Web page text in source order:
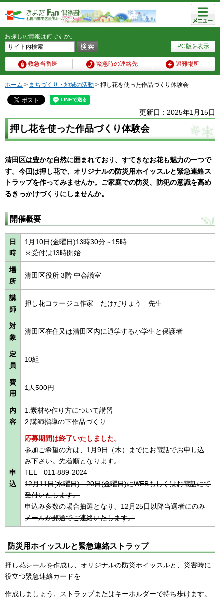
PC版を表示
お探しの情報は何ですか。
救急当番医 緊急時の連絡先 避難場所
メニュ
ー
ホーム > まちづくり・地域の活動 > 押し花を使った作品づくり体験会
更新日：2025年1月15日
押し花を使った作品づくり体験会
清田区は豊かな自然に囲まれており、すてきなお花も魅力の一つで
す。今回は押し花で、オリジナルの防災用ホイッスルと緊急連絡ス
トラップを作ってみませんか。ご家庭での防災、防犯の意識を高め
るきっかけづくりにしませんか。
開催概要
日
時
1月10日(金曜日)13時30分～15時
※受付は13時開始
場
所
清田区役所 3階 中会議室
講
師
押し花コラージュ作家 たけだりょう 先生
対
象
清田区在住又は清田区内に通学する小学生と保護者
定
員
10組
費
用
1人500円
内
容
1.素材や作り方について講習
2.講師指導の下作品づくり
申
込
応募期間は終了いたしました。
参加ご希望の方は、1月9日（木）までにお電話でお申し込
み下さい。先着順となります。
TEL 011-889-2024
12月11日(水曜日)～20日(金曜日)にWEBもしくはお電話にて
受付いたします。
申込み多数の場合抽選となり、12月25日以降当選者にのみ
メールか郵送でご連絡いたします。
防災用ホイッスルと緊急連絡ストラップ
押し花シールを作成し、オリジナルの防災ホイッスルと、災害時に
役立つ緊急連絡カードを
作成しましょう。ストラップまたはキーホルダーで持ち歩けます。